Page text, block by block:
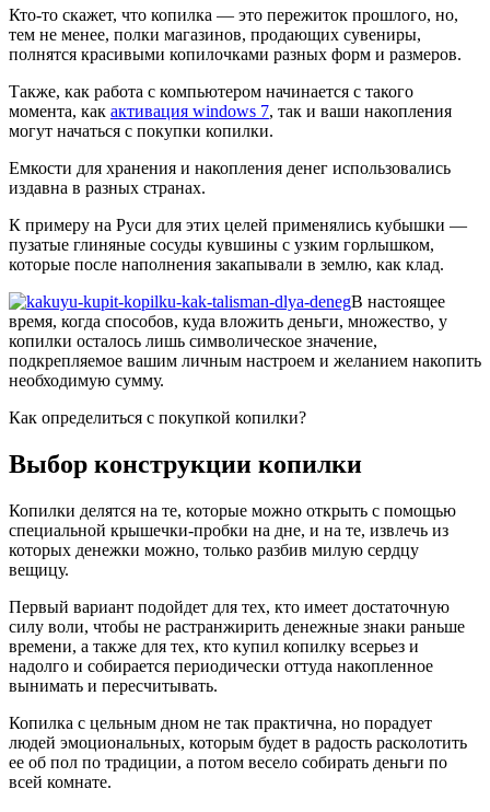
Кто-то скажет, что копилка — это пережиток прошлого, но,
тем не менее, полки магазинов, продающих сувениры,
полнятся красивыми копилочками разных форм и размеров.
Также, как работа с компьютером начинается с такого
момента, как активация windows 7, так и ваши накопления
могут начаться с покупки копилки.
Емкости для хранения и накопления денег использовались
издавна в разных странах.
К примеру на Руси для этих целей применялись кубышки —
пузатые глиняные сосуды кувшины с узким горлышком,
которые после наполнения закапывали в землю, как клад.
В настоящее
время, когда способов, куда вложить деньги, множество, у
копилки осталось лишь символическое значение,
подкрепляемое вашим личным настроем и желанием накопить
необходимую сумму.
Как определиться с покупкой копилки?
Выбор конструкции копилки
Копилки делятся на те, которые можно открыть с помощью
специальной крышечки-пробки на дне, и на те, извлечь из
которых денежки можно, только разбив милую сердцу
вещицу.
Первый вариант подойдет для тех, кто имеет достаточную
силу воли, чтобы не растранжирить денежные знаки раньше
времени, а также для тех, кто купил копилку всерьез и
надолго и собирается периодически оттуда накопленное
вынимать и пересчитывать.
Копилка с цельным дном не так практична, но порадует
людей эмоциональных, которым будет в радость расколотить
ее об пол по традиции, а потом весело собирать деньги по
всей комнате.